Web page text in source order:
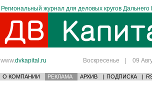
Региональный журнал для деловых кругов Дальнего
www.dvkapital.ru Воскресенье | 09
О КОМПАНИИ РЕКЛАМА АРХИВ | ПОДПИСКА |